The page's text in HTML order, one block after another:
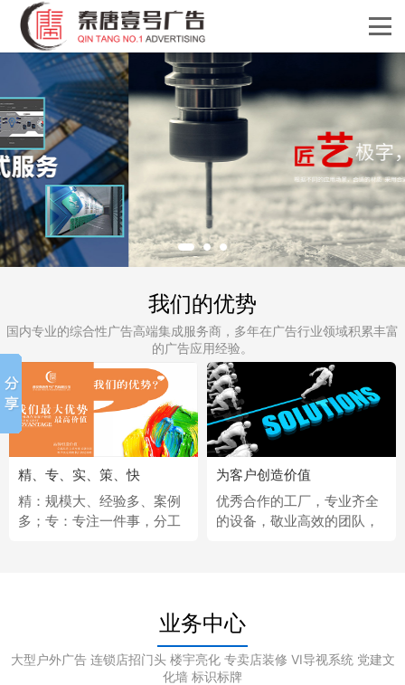
我们的优势
国内专业的综合性广告高端集成服务商，多年在广告行业领域积累丰富
的广告应用经验。
精、专、实、策、快
精：规模大、经验多、案例
多；专：专注一件事，分工
为客户创造价值
优秀合作的工厂，专业齐全
的设备，敬业高效的团队，
业务中心
大型户外广告 连锁店招门头 楼宇亮化 专卖店装修 VI导视系统 党建文
化墙 标识标牌